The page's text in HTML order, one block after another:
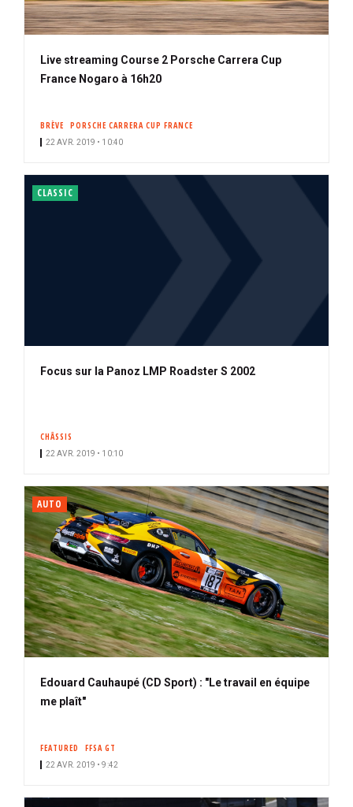
Live streaming Course 2 Porsche Carrera Cup
France Nogaro à 16h20
BRÈVE PORSCHE CARRERA CUP FRANCE
22 AVR. 2019 • 10:40
CLASSIC
Focus sur la Panoz LMP Roadster S 2002
CHÂSSIS
22 AVR. 2019 • 10:10
AUTO
Edouard Cauhaupé (CD Sport) : "Le travail en équipe
me plaît"
FEATURED FFSA GT
22 AVR. 2019 • 9:42